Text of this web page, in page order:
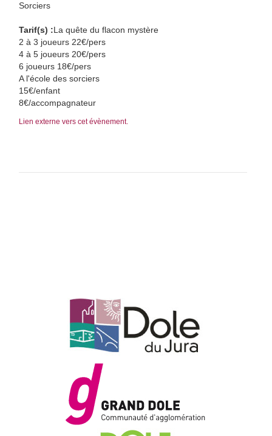
Sorciers
Tarif(s) :La quête du flacon mystère
2 à 3 joueurs 22€/pers
4 à 5 joueurs 20€/pers
6 joueurs 18€/pers
A l'école des sorciers
15€/enfant
8€/accompagnateur
Lien externe vers cet évènement.